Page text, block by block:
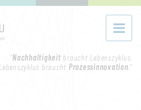
"Nachhaltigkeit braucht Lebenszyklus.
Lebenszyklus braucht Prozessinnovation."